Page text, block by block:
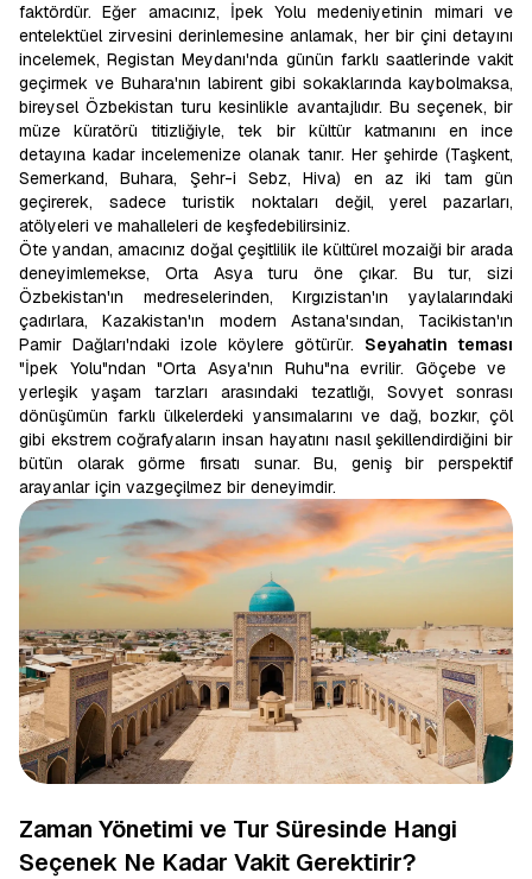
faktördür. Eğer amacınız, İpek Yolu medeniyetinin mimari ve
entelektüel zirvesini derinlemesine anlamak, her bir çini detayını
incelemek, Registan Meydanı'nda günün farklı saatlerinde vakit
geçirmek ve Buhara'nın labirent gibi sokaklarında kaybolmaksa,
bireysel Özbekistan turu kesinlikle avantajlıdır. Bu seçenek, bir
müze küratörü titizliğiyle, tek bir kültür katmanını en ince
detayına kadar incelemenize olanak tanır. Her şehirde (Taşkent,
Semerkand, Buhara, Şehr-i Sebz, Hiva) en az iki tam gün
geçirerek, sadece turistik noktaları değil, yerel pazarları,
atölyeleri ve mahalleleri de keşfedebilirsiniz.
Öte yandan, amacınız doğal çeşitlilik ile kültürel mozaiği bir arada
deneyimlemekse, Orta Asya turu öne çıkar. Bu tur, sizi
Özbekistan'ın medreselerinden, Kırgızistan'ın yaylalarındaki
çadırlara, Kazakistan'ın modern Astana'sından, Tacikistan'ın
Pamir Dağları'ndaki izole köylere götürür. Seyahatin teması
"İpek Yolu"ndan "Orta Asya'nın Ruhu"na evrilir. Göçebe ve
yerleşik yaşam tarzları arasındaki tezatlığı, Sovyet sonrası
dönüşümün farklı ülkelerdeki yansımalarını ve dağ, bozkır, çöl
gibi ekstrem coğrafyaların insan hayatını nasıl şekillendirdiğini bir
bütün olarak görme fırsatı sunar. Bu, geniş bir perspektif
arayanlar için vazgeçilmez bir deneyimdir.
Zaman Yönetimi ve Tur Süresinde Hangi
Seçenek Ne Kadar Vakit Gerektirir?